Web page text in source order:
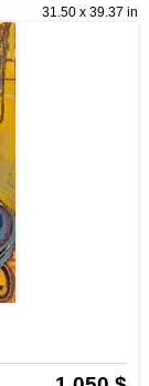
31.50 x 39.37 in